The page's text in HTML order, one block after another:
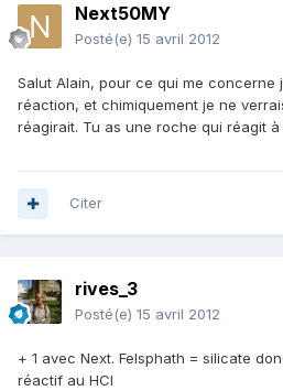
Next50MY
Posté(e) 15 avril 2012
Salut Alain, pour ce qui me concerne
réaction, et chimiquement je ne
réagirait. Tu as une roche qui réagit à
Citer
rives_3
Posté(e) 15 avril 2012
+ 1 avec Next. Felsphath = silicate
réactif au HCl